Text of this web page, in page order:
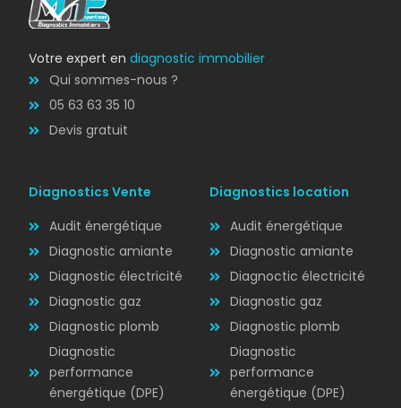
Diagnostic
ÉLECTRICITÉ
Votre expert endiagnostic immobilier
Qui sommes-nous ?
05 63 63 35 10
Devis gratuit
Diagnostics Vente
Audit énergétique
Diagnostic amiante
Diagnostic électricité
Diagnostic gaz
Diagnostic plomb
Diagnostic
performance
énergétique (DPE)
Diagnostics location
Audit énergétique
Diagnostic amiante
Diagnoctic électricité
Diagnostic gaz
Diagnostic plomb
Diagnostic
performance
énergétique (DPE)